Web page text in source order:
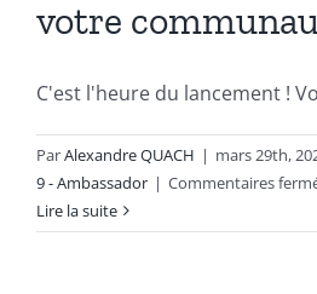
votre
C'est l'heure du lancement !
ParAlexandre QUACH | mars 29th,
9 - Ambassador | Commentaires
Lire la suite